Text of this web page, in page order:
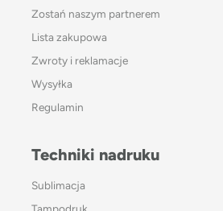
Zostań naszym partnerem
Lista zakupowa
Zwroty i reklamacje
Wysyłka
Regulamin
Techniki nadruku
Sublimacja